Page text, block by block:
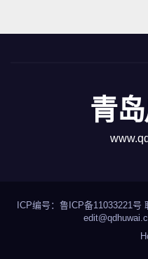
青
ICP编号： 鲁ICP备11033221号